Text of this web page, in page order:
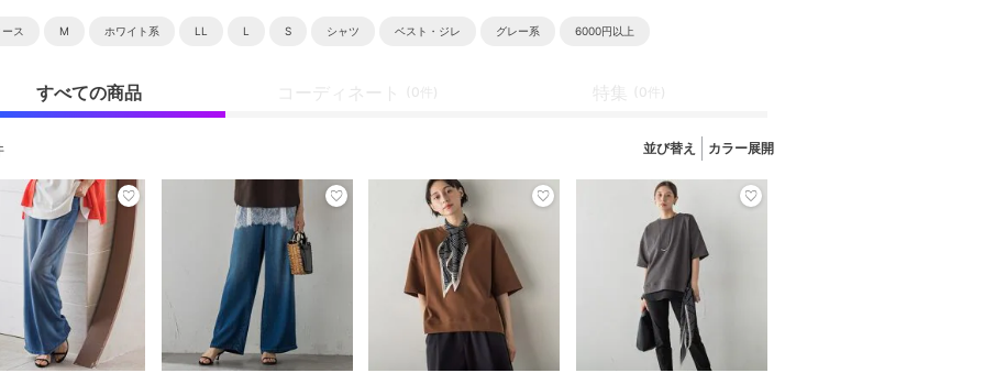
ス M ホワイト系 LL L S シャツ ベスト・ジレ グレー系 6000円以上
すべての商品 コーディネート (0件) 特集 (0件)
並び替え カラー展開